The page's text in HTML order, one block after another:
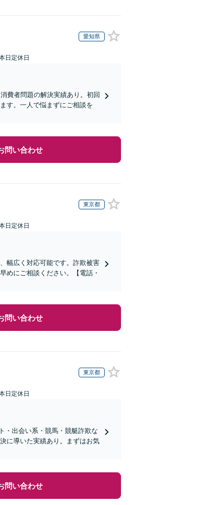
愛知県
日定休日
費者問題の解決実績あり。初回
す。一人で悩まずにご相談を
問い合わせ
東京都
日定休日
幅広く対応可能です。詐欺被害
めにご相談ください。【電話・
問い合わせ
東京都
日定休日
・出会い系・競馬・競艇詐欺な
に導いた実績あり。まずはお気
問い合わせ